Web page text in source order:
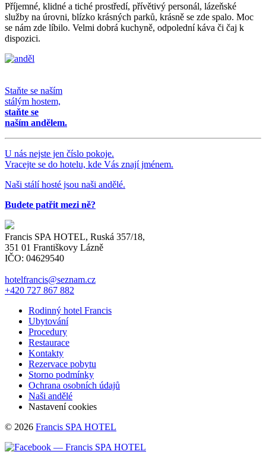
Příjemné, klidné a tiché prostředí, přívětivý personál, lázeňské
služby na úrovni, blízko krásných parků, krásně se zde spalo. Moc
se nám zde líbilo. Velmi dobrá kuchyně, odpolední káva či čaj k
dispozici.
Staňte se naším
stálým hostem,
staňte se
naším andělem.
U nás nejste jen číslo pokoje.
Vracejte se do hotelu, kde Vás znají jménem.
Naši stálí hosté jsou naši andělé.
Budete patřit mezi ně?
Francis SPA HOTEL, Ruská 357/18,
351 01 Františkovy Lázně
IČO: 04629540
hotelfrancis@seznam.cz
+420 727 867 882
Rodinný hotel Francis
Ubytování
Procedury
Restaurace
Kontakty
Rezervace pobytu
Storno podmínky
Ochrana osobních údajů
Naši andělé
Nastavení cookies
© 2026 Francis SPA HOTEL